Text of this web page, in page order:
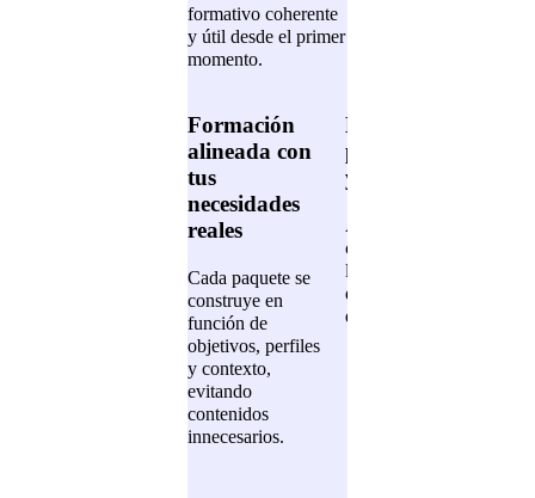
formativo coherente
y útil desde el primer
momento.
Formación
alineada con
tus
necesidades
reales
Cada paquete se
construye en
función de
objetivos, perfiles
y contexto,
evitando
contenidos
innecesarios.
Mayor
participación
y finalización
Al tener recorridos
claros y acotados,
los equipos saben
qué hacer y por
qué hacerlo.